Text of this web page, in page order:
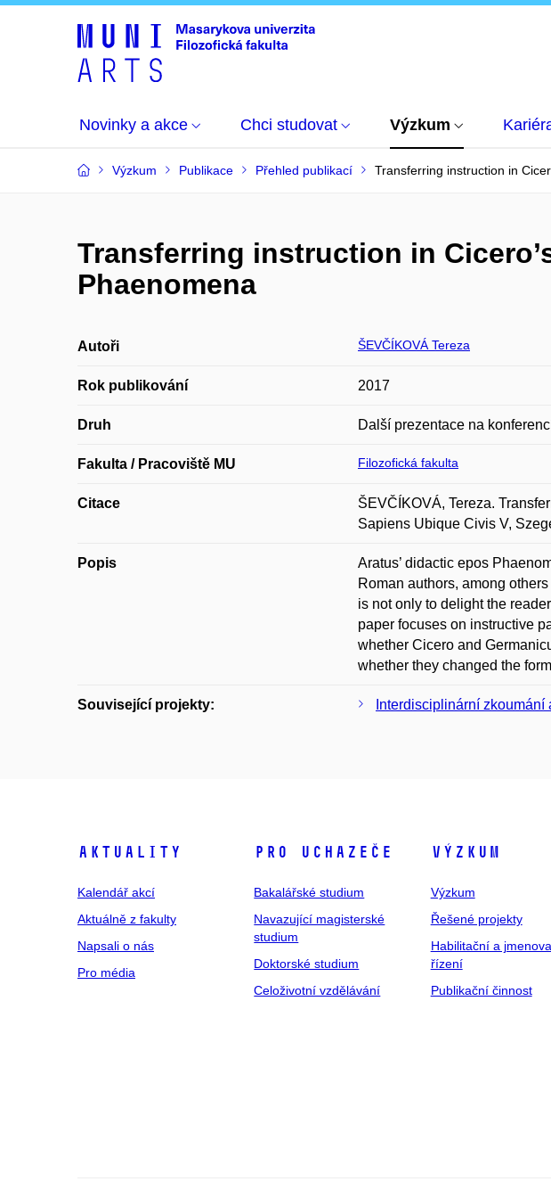
Novinky a akce Chci studovat Výzkum
Výzkum Publikace Přehled publikací Transferring instruction in
Transferring instruction in
Phaenomena
Autoři ŠEVČÍKOVÁ Tereza
Rok publikování 2017
Druh Další prezentace na
Fakulta / Pracoviště MU Filozofická fakulta
Citace
ŠEVČÍKOVÁ, Tereza.
Sapiens Ubique Civis V,
Popis
Aratus’ didactic epos
Roman authors, among
is not only to delight the
paper focuses on instructive
whether Cicero and
whether they changed the
Související projekty: Interdisciplinární
Aktuality
Kalendář akcí
Aktuálně z fakulty
Napsali o nás
Pro média
Pro uchazeče
Bakalářské studium
Navazující magisterské
studium
Doktorské studium
Celoživotní vzdělávání
Výzkum
Výzkum
Řešené projekty
Habilitační a
řízení
Publikační činnost